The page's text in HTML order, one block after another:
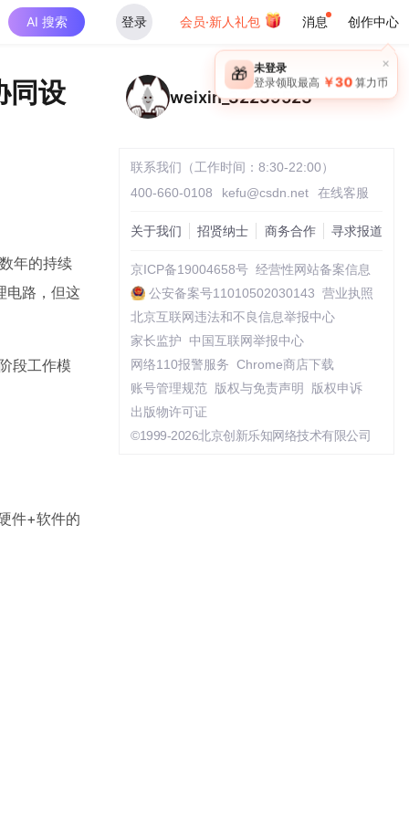
AI 搜索 登录 会员·新人礼包 消息 创作中心
×
🎁 未登录
登录领取最高 ￥30 算力币
同设
年的持续
电路，但这
段工作模
件+软件的
weixin_32239523
联系我们（工作时间：8:30-22:00）
400-660-0108
kefu@csdn.net 在线客服
关于我们 招贤纳士 商务合作 寻求报道
京ICP备19004658号 经营性网站备案信息
公安备案号11010502030143 营业执照
北京互联网违法和不良信息举报中心
家长监护
中国互联网举报中心
网络110报警服务 Chrome商店下载
账号管理规范
版权与免责声明
版权申诉
出版物许可证
©1999-2026北京创新乐知网络技术有限公司